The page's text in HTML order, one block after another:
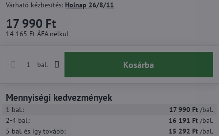
Várható kézbesítés: Holnap 26/8/11
17 990 Ft
14 165 Ft ÁFA nélkül
bal. Kosárba
Mennyiségi kedvezmények
1 bal.: 17 990 Ft /bal.
2-4 bal.: 16 191 Ft /bal.
5 bal. és így tovább: 15 292 Ft /bal.